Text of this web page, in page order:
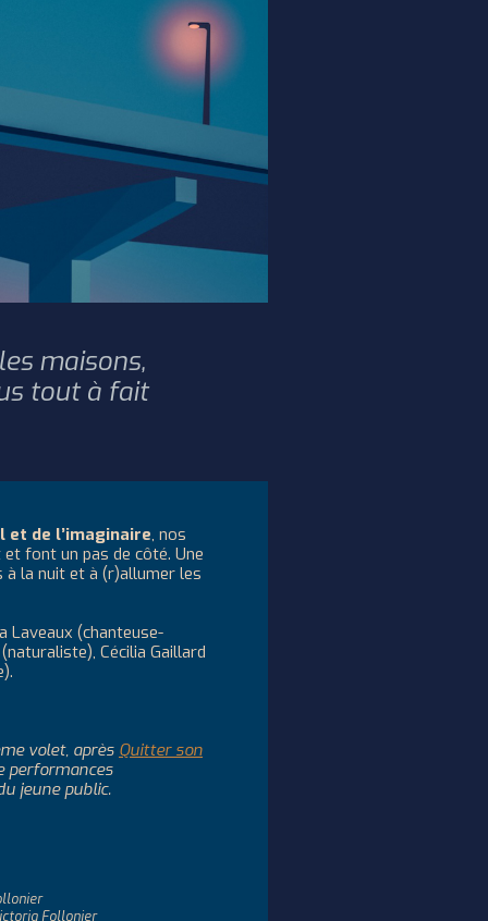
maisons,
tout à fait
et de l’imaginaire, nos
font un pas de côté. Une
à la nuit et à (r)allumer les
Laveaux (chanteuse-
Cécilia Gaillard
volet, après Quitter son
performances
jeune public.
Follonier